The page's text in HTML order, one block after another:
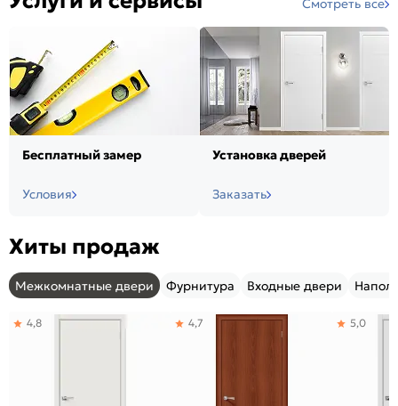
Смотреть все
Бесплатный замер
Условия
Установка дверей
Заказать
Хиты продаж
Межкомнатные двери Фурнитура Входные двери
4,8 4,7 5,0